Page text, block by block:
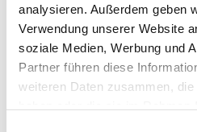
analysieren. Außerdem geben
Verwendung unserer Website
soziale Medien, Werbung und
Partner führen diese
weiteren Daten zusammen,